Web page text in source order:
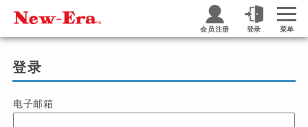
会员注册 登录 菜单
登录
电子邮箱